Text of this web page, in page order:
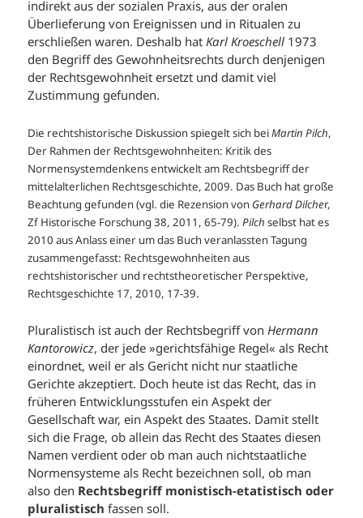
indirekt aus der sozialen Praxis, aus der oralen
Überlieferung von Ereignissen und in Ritualen zu
erschließen waren. Deshalb hatKarl Kroeschell 1973
den Begriff des Gewohnheitsrechts durch denjenigen
der Rechtsgewohnheit ersetzt und damit viel
Zustimmung gefunden.
Die rechtshistorische Diskussion spiegelt sich beiMartin Pilch,
Der Rahmen der Rechtsgewohnheiten: Kritik des
Normensystemdenkens entwickelt am Rechtsbegriff der
mittelalterlichen Rechtsgeschichte, 2009. Das Buch hat große
Beachtung gefunden (vgl. die Rezension von Gerhard Dilcher,
Zf Historische Forschung 38, 2011, 65-79).Pilch selbst hat es
2010 aus Anlass einer um das Buch veranlassten Tagung
zusammengefasst: Rechtsgewohnheiten aus
rechtshistorischer und rechtstheoretischer Perspektive,
Rechtsgeschichte 17, 2010, 17-39.
Pluralistisch ist auch der Rechtsbegriff vonHermann
Kantorowicz, der jede »gerichtsfähige Regel« als Recht
einordnet, weil er als Gericht nicht nur staatliche
Gerichte akzeptiert. Doch heute ist das Recht, das in
früheren Entwicklungsstufen ein Aspekt der
Gesellschaft war, ein Aspekt des Staates. Damit stellt
sich die Frage, ob allein das Recht des Staates diesen
Namen verdient oder ob man auch nichtstaatliche
Normensysteme als Recht bezeichnen soll, ob man
also den Rechtsbegriff monistisch-etatistisch oder
pluralistisch fassen soll.